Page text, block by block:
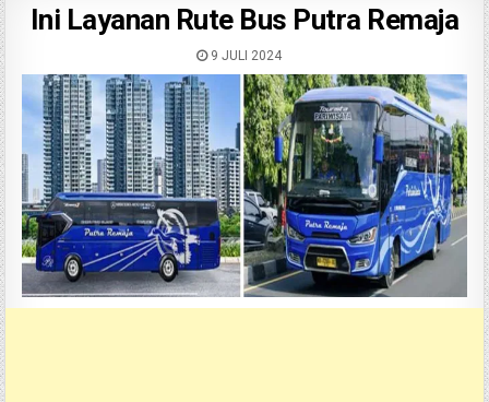
Ini Layanan Rute Bus Putra Remaja
9 JULI 2024